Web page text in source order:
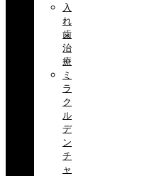
入
れ
歯
治
療
ミ
ラ
ク
ル
デ
ン
チ
ャ